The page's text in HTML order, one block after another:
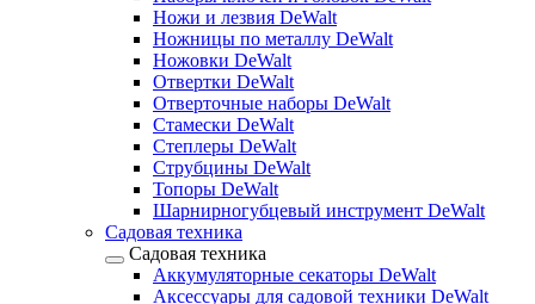
Ножи и лезвия DeWalt
Ножницы по металлу DeWalt
Ножовки DeWalt
Отвертки DeWalt
Отверточные наборы DeWalt
Стамески DeWalt
Степлеры DeWalt
Струбцины DeWalt
Топоры DeWalt
Шарнирногубцевый инструмент DeWalt
Садовая техника
Садовая техника
Аккумуляторные секаторы DeWalt
Аксессуары для садовой техники DeWalt